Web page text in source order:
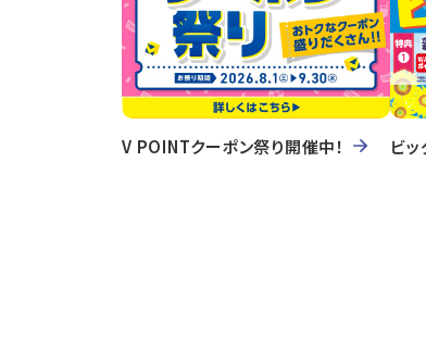
V POINTクーポン祭り開催中！ ビ